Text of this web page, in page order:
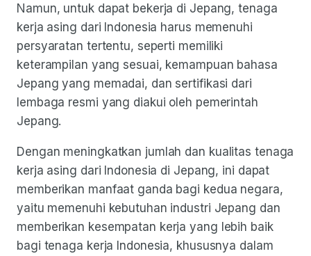
Namun, untuk dapat bekerja di Jepang, tenaga
kerja asing dari Indonesia harus memenuhi
persyaratan tertentu, seperti memiliki
keterampilan yang sesuai, kemampuan bahasa
Jepang yang memadai, dan sertifikasi dari
lembaga resmi yang diakui oleh pemerintah
Jepang.
Dengan meningkatkan jumlah dan kualitas tenaga
kerja asing dari Indonesia di Jepang, ini dapat
memberikan manfaat ganda bagi kedua negara,
yaitu memenuhi kebutuhan industri Jepang dan
memberikan kesempatan kerja yang lebih baik
bagi tenaga kerja Indonesia, khususnya dalam